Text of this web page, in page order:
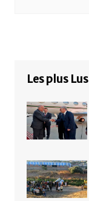
Les plus Lus